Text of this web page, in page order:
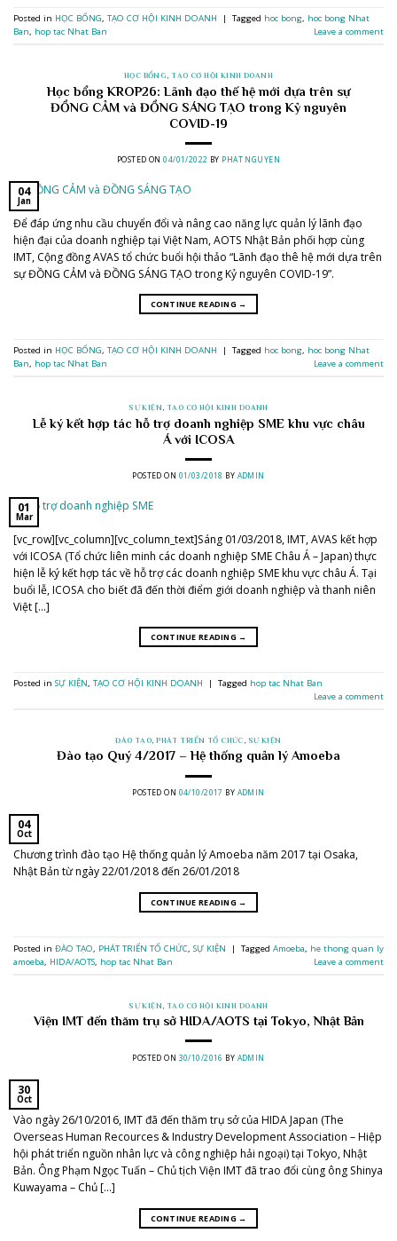
Posted in HỌC BỔNG, TẠO CƠ HỘI KINH DOANH | Tagged hoc bong, hoc bong Nhat
Ban, hop tac Nhat Ban Leave a comment
HỌC BỔNG, TẠO CƠ HỘI KINH DOANH
Học bổng KROP26: Lãnh đạo thế hệ mới dựa trên sự
ĐỒNG CẢM và ĐỒNG SÁNG TẠO trong Kỷ nguyên
COVID-19
POSTED ON04/01/2022 BY PHAT NGUYEN
04
Jan
Để đáp ứng nhu cầu chuyển đổi và nâng cao năng lực quản lý lãnh đạo
hiện đại của doanh nghiệp tại Việt Nam, AOTS Nhật Bản phối hợp cùng
IMT, Cộng đồng AVAS tổ chức buổi hội thảo “Lãnh đạo thê hệ mới dựa trên
sự ĐỒNG CẢM và ĐỒNG SÁNG TẠO trong Kỷ nguyên COVID-19”.
CONTINUE READING →
Posted in HỌC BỔNG, TẠO CƠ HỘI KINH DOANH | Tagged hoc bong, hoc bong Nhat
Ban, hop tac Nhat Ban Leave a comment
SỰ KIỆN , TẠO CƠ HỘI KINH DOANH
Lễ ký kết hợp tác hỗ trợ doanh nghiệp SME khu vực châu
Á với ICOSA
POSTED ON 01/03/2018 BY ADMIN
01
Mar
[vc_row][vc_column][vc_column_text]Sáng 01/03/2018, IMT, AVAS kết hợp
với ICOSA (Tổ chức liên minh các doanh nghiệp SME Châu Á – Japan) thực
hiện lễ ký kết hợp tác về hỗ trợ các doanh nghiệp SME khu vực châu Á. Tại
buổi lễ, ICOSA cho biết đã đến thời điểm giới doanh nghiệp và thanh niên
Việt […]
CONTINUE READING →
Posted in SỰ KIỆN, TẠO CƠ HỘI KINH DOANH | Tagged hop tac Nhat Ban
Leave a comment
ĐÀO TẠO,PHÁT TRIỂN TỔ CHỨC , SỰ KIỆN
Đào tạo Quý 4/2017 – Hệ thống quản lý Amoeba
POSTED ON 04/10/2017 BY ADMIN
04
Oct
Chương trình đào tạo Hệ thống quản lý Amoeba năm 2017 tại Osaka,
Nhật Bản từ ngày 22/01/2018 đến 26/01/2018
CONTINUE READING →
Posted in ĐÀO TẠO, PHÁT TRIỂN TỔ CHỨC, SỰ KIỆN | Tagged Amoeba, he thong quan ly
amoeba, HIDA/AOTS, hop tac Nhat Ban Leave a comment
SỰ KIỆN TẠO CƠ HỘI KINH DOANH
Viện IMT đến thăm trụ sở HIDA/AOTS tại Tokyo, Nhật Bản
POSTED ON 30/10/2016 BY ADMIN
30
Oct
Vào ngày 26/10/2016, IMT đã đến thăm trụ sở của HIDA Japan (The
Overseas Human Recources & Industry Development Association – Hiệp
hội phát triển nguồn nhân lực và công nghiệp hải ngoại) tại Tokyo, Nhật
Bản. Ông Phạm Ngọc Tuấn – Chủ tịch Viện IMT đã trao đổi cùng ông Shinya
Kuwayama – Chủ […]
CONTINUE READING →